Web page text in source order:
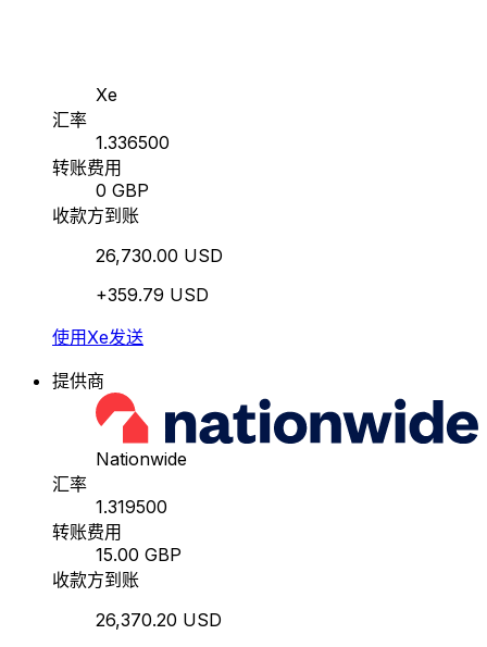
Xe
汇率
1.336500
转账费用
0 GBP
收款方到账
26,730.00 USD
+359.79 USD
使用Xe发送
提供商
Nationwide
汇率
1.319500
转账费用
15.00 GBP
收款方到账
26,370.20 USD